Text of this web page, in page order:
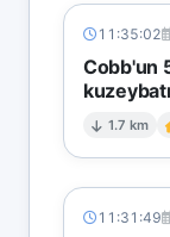
11:35:02
Cobb'un
1.7 km
11:31:49